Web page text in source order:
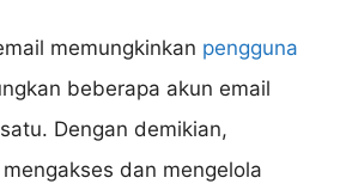
memungkinkan pengguna
beberapa akun email
Dengan demikian,
dan mengelola